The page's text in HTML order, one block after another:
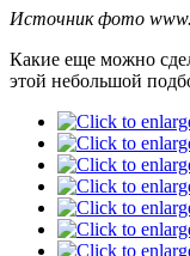
Источник фото
Какие еще можно
этой небольшой